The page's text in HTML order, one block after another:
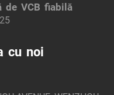
de VCB fiabilă
cu noi